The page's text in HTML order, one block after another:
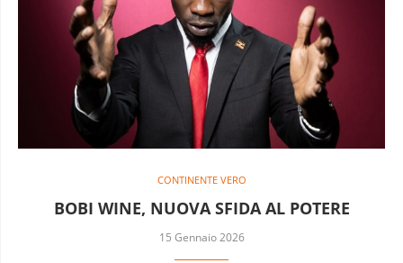
CONTINENTE VERO
BOBI WINE, NUOVA SFIDA AL POTERE
15 Gennaio 2026